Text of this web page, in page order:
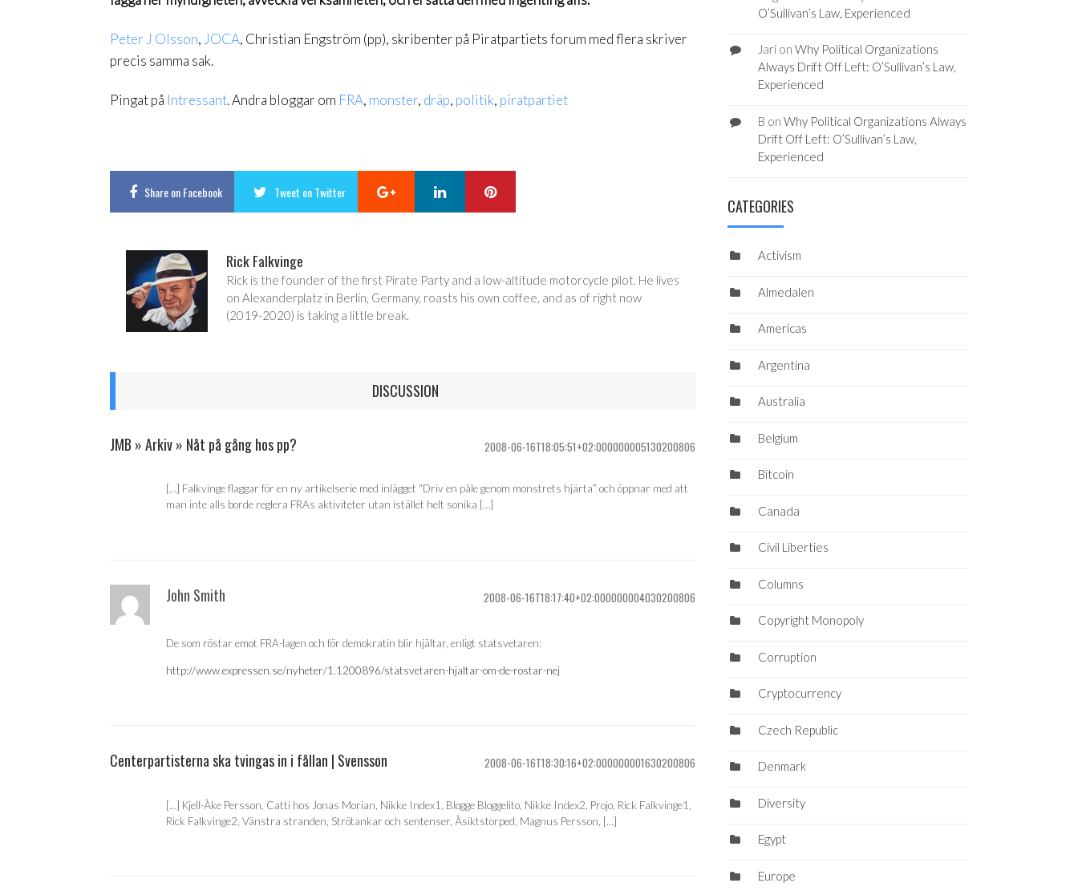
Peter J Olsson, JOCA, Christian Engström (pp), skribenter på Piratpartiets forum med flera skriver
precis samma sak.
Pingat på Intressant. Andra bloggar om FRA, monster, dräp, politik, piratpartiet
Shareon Facebook Tweet on Twitter Google+ LinkedIn
Rick Falkvinge
Rick is the founder of the first Pirate Party and a low-altitude motorcycle pilot. He lives
on Alexanderplatz in Berlin, Germany, roasts his own coffee, and as of right now
(2019-2020) is taking a little break.
DISCUSSION
JMB » Arkiv » Nåt på gång hos pp? 2008-06-16T18:05:51+02:000000005130200806
[…] Falkvinge flaggar för en ny artikelserie med inlägget “Driv en påle genom monstrets hjärta” och öppnar med att
man inte alls borde reglera FRAs aktiviteter utan istället helt sonika […]
John Smith 2008-06-16T18:17:40+02:000000004030200806
De som röstar emot FRA-lagen och för demokratin blir hjältar, enligt statsvetaren:
http://www.expressen.se/nyheter/1.1200896/statsvetaren-hjaltar-om-de-rostar-nej
Centerpartisterna ska tvingas in i fållan | Svensson 2008-06-16T18:30:16+02:000000001630200806
[…] Kjell-Åke Persson, Catti hos Jonas Morian, Nikke Index1, Blogge Bloggelito, Nikke Index2, Projo, Rick Falkvinge1,
Rick Falkvinge2, Vänstra stranden, Strötankar och sentenser, Åsiktstorped, Magnus Persson, […]
O’Sullivan’s Law, Experienced
Jarion Why Political Organizations
Always Drift Off Left: O’Sullivan’s Law,
Experienced
B on Why Political Organizations Always
Drift Off Left: O’Sullivan’s Law,
Experienced
CATEGORIES
Activism
Almedalen
Americas
Argentina
Australia
Belgium
Bitcoin
Canada
Civil Liberties
Columns
Copyright Monopoly
Corruption
Cryptocurrency
Czech Republic
Denmark
Diversity
Egypt
Europe